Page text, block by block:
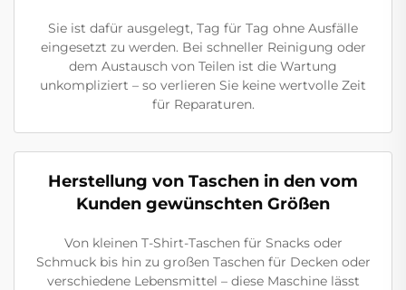
Sie ist dafür ausgelegt, Tag für Tag ohne Ausfälle
eingesetzt zu werden. Bei schneller Reinigung oder
dem Austausch von Teilen ist die Wartung
unkompliziert – so verlieren Sie keine wertvolle Zeit
für Reparaturen.
Herstellung von Taschen in den vom
Kunden gewünschten Größen
Von kleinen T-Shirt-Taschen für Snacks oder
Schmuck bis hin zu großen Taschen für Decken oder
verschiedene Lebensmittel – diese Maschine lässt